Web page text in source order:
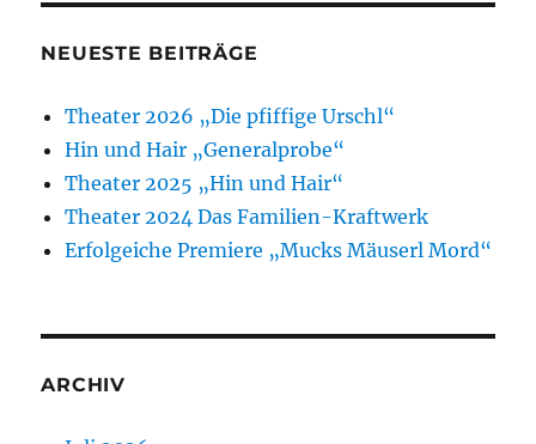
NEUESTE BEITRÄGE
Theater 2026 „Die pfiffige Urschl“
Hin und Hair „Generalprobe“
Theater 2025 „Hin und Hair“
Theater 2024 Das Familien-Kraftwerk
Erfolgeiche Premiere „Mucks Mäuserl Mord“
ARCHIV